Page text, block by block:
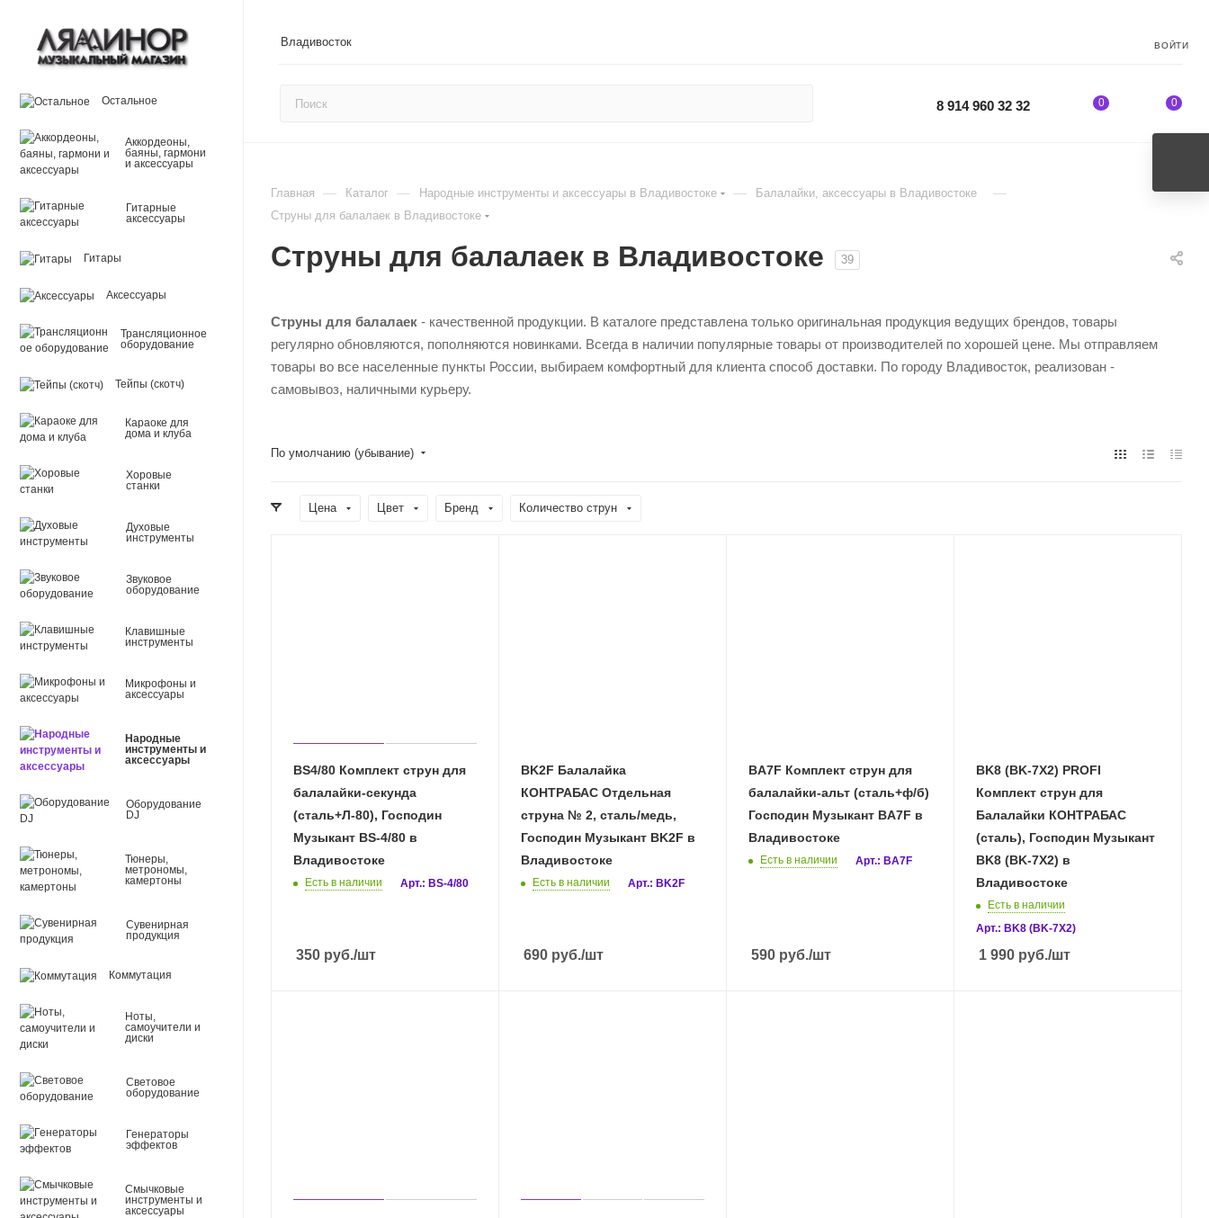
Владивосток ВОЙТИ
8 914 960 32 32 0 0
Остальное
Аккордеоны,
баяны, гармони
и аксессуары
Гитарные
аксессуары
Гитары
Аксессуары
Трансляционное
оборудование
Тейпы (скотч)
Караоке для
дома и клуба
Хоровые
станки
Духовые
инструменты
Звуковое
оборудование
Клавишные
инструменты
Микрофоны и
аксессуары
Народные
инструменты и
аксессуары
Оборудование
DJ
Тюнеры,
метрономы,
камертоны
Сувенирная
продукция
Коммутация
Ноты,
самоучители и
диски
Световое
оборудование
Генераторы
эффектов
Смычковые
инструменты и
аксессуары
Главная — Каталог — Народные инструменты и аксессуары в Владивостоке — Балалайки, аксессуары в Владивостоке —
Струны для балалаек в Владивостоке
Струны для балалаек в Владивостоке 39
Струны для балалаек - качественной продукции. В каталоге представлена только оригинальная продукция ведущих брендов, товары
регулярно обновляются, пополняются новинками. Всегда в наличии популярные товары от производителей по хорошей цене. Мы отправляем
товары во все населенные пункты России, выбираем комфортный для клиента способ доставки. По городу Владивосток, реализован -
самовывоз, наличными курьеру.
По умолчанию (убывание)
Цена Цвет Бренд Количество струн
BS4/80 Комплект струн для
балалайки-секунда
(сталь+Л-80), Господин
Музыкант BS-4/80 в
Владивостоке
Есть в наличии Арт.: BS-4/80
350 руб./шт
BK2F Балалайка
КОНТРАБАС Отдельная
струна № 2, сталь/медь,
Господин Музыкант BK2F в
Владивостоке
Есть в наличии Арт.: BK2F
690 руб./шт
BA7F Комплект струн для
балалайки-альт (сталь+ф/б)
Господин Музыкант BA7F в
Владивостоке
Есть в наличии Арт.: BA7F
590 руб./шт
BK8 (BK-7X2) PROFI
Комплект струн для
Балалайки КОНТРАБАС
(сталь), Господин Музыкант
BK8 (BK-7X2) в
Владивостоке
Есть в наличии
Арт.: BK8 (BK-7X2)
1 990 руб./шт